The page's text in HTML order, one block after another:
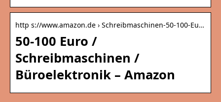
http s://www.amazon.de › Schreibmaschinen-50-100-Eu…
50-100 Euro /
Schreibmaschinen /
Büroelektronik – Amazon